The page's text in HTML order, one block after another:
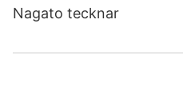
Nagato tecknar